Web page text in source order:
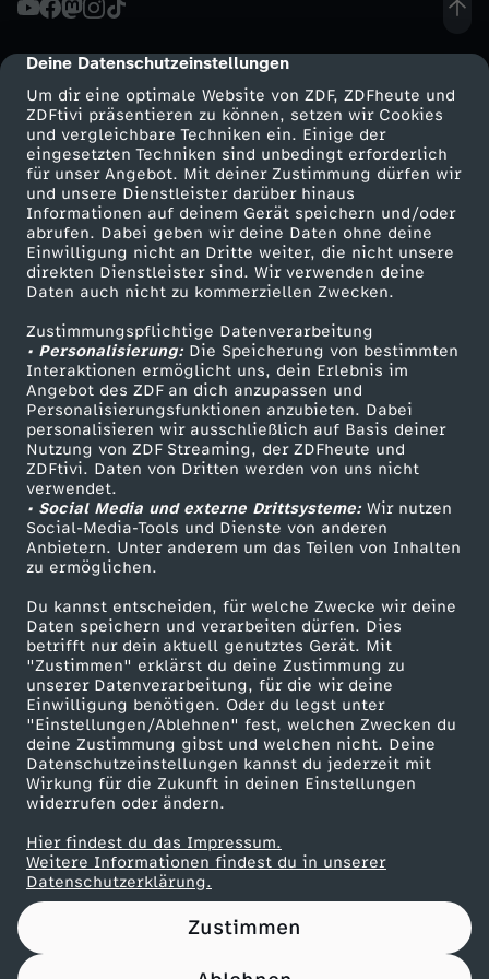
cmp-dialog-description
Deine Datenschutzeinstellungen
Um dir eine optimale Website von ZDF, ZDFheute und
ZDFtivi präsentieren zu können, setzen wir Cookies
und vergleichbare Techniken ein. Einige der
eingesetzten Techniken sind unbedingt erforderlich
für unser Angebot. Mit deiner Zustimmung dürfen wir
und unsere Dienstleister darüber hinaus
Informationen auf deinem Gerät speichern und/oder
abrufen. Dabei geben wir deine Daten ohne deine
Einwilligung nicht an Dritte weiter, die nicht unsere
direkten Dienstleister sind. Wir verwenden deine
Daten auch nicht zu kommerziellen Zwecken.
Zustimmungspflichtige Datenverarbeitung
• Personalisierung:Die Speicherung von bestimmten
Interaktionen ermöglicht uns, dein Erlebnis im
Angebot des ZDF an dich anzupassen und
Personalisierungsfunktionen anzubieten. Dabei
personalisieren wir ausschließlich auf Basis deiner
Nutzung von ZDF Streaming, der ZDFheute und
ZDFtivi. Daten von Dritten werden von uns nicht
verwendet.
• Social Media und externe Drittsysteme:Wir nutzen
Social-Media-Tools und Dienste von anderen
Anbietern. Unter anderem um das Teilen von Inhalten
zu ermöglichen.
Du kannst entscheiden, für welche Zwecke wir deine
Daten speichern und verarbeiten dürfen. Dies
betrifft nur dein aktuell genutztes Gerät. Mit
"Zustimmen" erklärst du deine Zustimmung zu
unserer Datenverarbeitung, für die wir deine
Einwilligung benötigen. Oder du legst unter
"Einstellungen/Ablehnen" fest, welchen Zwecken du
deine Zustimmung gibst und welchen nicht. Deine
Datenschutzeinstellungen kannst du jederzeit mit
Wirkung für die Zukunft in deinen Einstellungen
widerrufen oder ändern.
Hier findest du das Impressum.
Weitere Informationen findest du in unserer
Datenschutzerklärung.
Zustimmen
r
e
i
s
k
l
a
s
s
e
:
M
ä
r
c
h
e
Mehr ZDF
ZDF-Apps
Smart TV
ZDFtext
Livestreams
Sendungen A-Z
TV-Programm
Service
ZDFmitreden
Kontakt zum ZDF
Tickets
Zuschauerservice
Hilfe
ZDF Unternehmen
Karriere
ZDF goes Schule
Werbefernsehen
Mainzelmännchen
Partner